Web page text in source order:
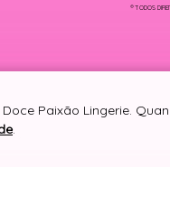
® TODOS
Paixão Lingerie.
.